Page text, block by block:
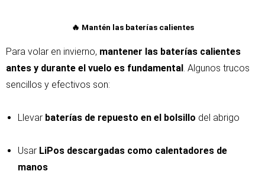
🔥 Mantén las baterías calientes
Para volar en invierno, mantener las baterías calientes
antes y durante el vuelo es fundamental. Algunos trucos
sencillos y efectivos son:
Llevar baterías de repuesto en el bolsillo del abrigo
Usar LiPos descargadas como calentadores de
manos